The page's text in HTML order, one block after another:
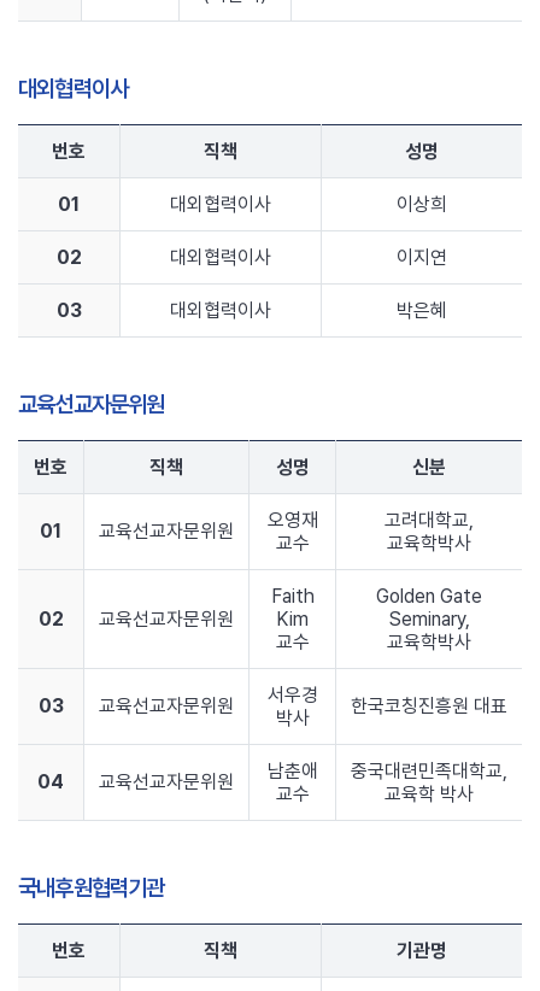
대외협력이사
번호 직책 성명
01 대외협력이사 이상희
02 대외협력이사 이지연
03 대외협력이사 박은혜
교육선교자문위원
번호 직책 성명 신분
01 교육선교자문위원
오영재
교수
고려대학교,
교육학박사
02 교육선교자문위원
Faith
Kim
교수
Golden Gate
Seminary,
교육학박사
03 교육선교자문위원
서우경
박사
한국코칭진흥원 대표
04 교육선교자문위원
남춘애
교수
중국대련민족대학교,
교육학 박사
국내후원협력기관
번호 직책 기관명